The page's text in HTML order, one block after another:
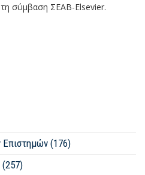
σύμβαση ΣΕΑΒ-Elsevier.
Επιστημών (176)
(257)